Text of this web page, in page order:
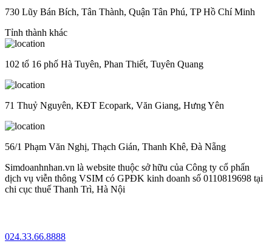
730 Lũy Bán Bích, Tân Thành, Quận Tân Phú, TP Hồ Chí Minh
Tỉnh thành khác
102 tổ 16 phố Hà Tuyên, Phan Thiết, Tuyên Quang
71 Thuỷ Nguyên, KĐT Ecopark, Văn Giang, Hưng Yên
56/1 Phạm Văn Nghị, Thạch Gián, Thanh Khê, Đà Nẵng
Simdoanhnhan.vn là website thuộc sở hữu của Công ty cổ phẩn
dịch vụ viễn thông VSIM có GPĐK kinh doanh số 0110819698 tại
chi cục thuế Thanh Trì, Hà Nội
024.33.66.8888